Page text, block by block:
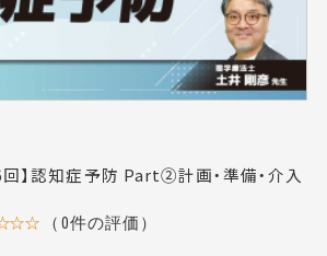
】認知症予防 Part②計画・準備・介入
（0件の評価）